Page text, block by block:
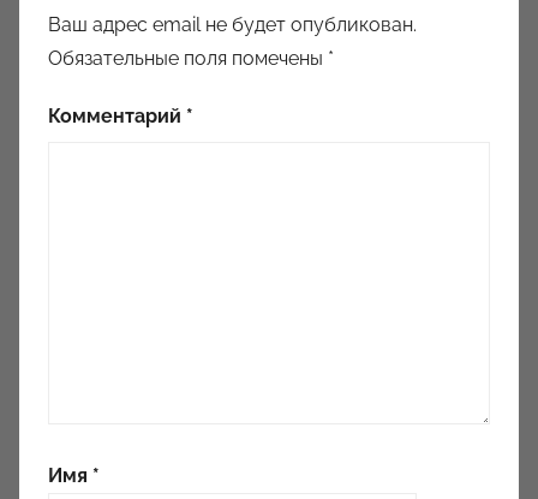
Ваш адрес email не будет опубликован.
Обязательные поля помечены *
Комментарий *
Имя *